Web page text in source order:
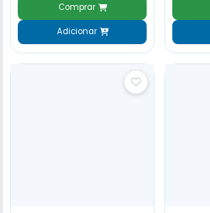
Comprar
Adicionar